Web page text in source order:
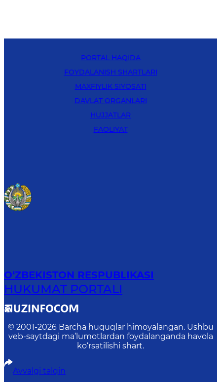
PORTAL HAQIDA
FOYDALANISH SHARTLARI
MAXFIYLIK SIYOSATI
DAVLAT ORGANLARI
HUJJATLAR
FAOLIYAT
O‘ZBEKISTON RESPUBLIKASI
HUKUMAT PORTALI
© 2001-2026 Barcha huquqlar himoyalangan. Ushbu
veb-saytdagi ma’lumotlardan foydalanganda havola
ko‘rsatilishi shart.
Avvalgi talqin